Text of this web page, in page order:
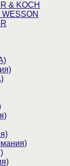
& KOCH